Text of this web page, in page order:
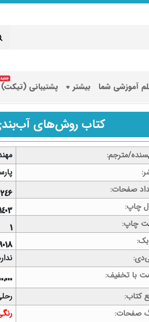
آموزشی شما بیشتر پشتیبانی (تیکت)
کتاب روش‌های
مترجم
صفحات
246
چاپ 1403
چاپ 1
با تخفیف
کتاب
صفحات